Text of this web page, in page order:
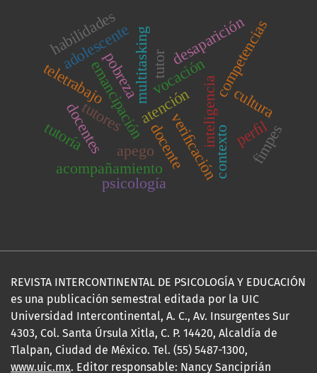
multitasking
atención
emancipación
veriﬁcación
inteligencia
competencias
tutores
docentes
teletrabajo
apego
cultura
docente
vocación
acompañamiento
adolescente tutor
tutoría
habilidades desaparición
contexto perﬁl
psicología
pobreza
fimpes
REVISTA INTERCONTINENTAL DE PSICOLOGÍA Y EDUCACIÓN
es una publicación semestral editada por la UIC
Universidad Intercontinental, A. C., Av. Insurgentes Sur
4303, Col. Santa Úrsula Xitla, C. P. 14420, Alcaldía de
Tlalpan, Ciudad de México. Tel. (55) 5487-1300,
www.uic.mx. Editor responsable: Nancy Sanciprián